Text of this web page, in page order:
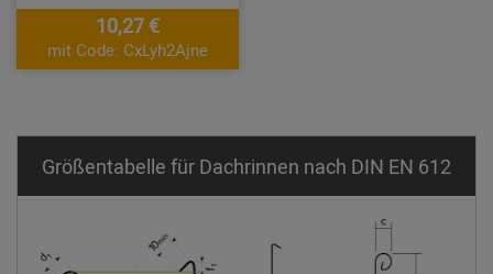
10,27 €
mit Code: CxLyh2Ajne
Größentabelle für Dachrinnen nach DIN EN 612